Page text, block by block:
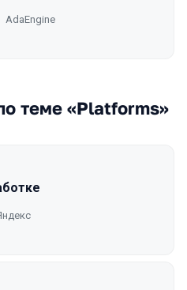
AdaEngine
теме «Platforms»